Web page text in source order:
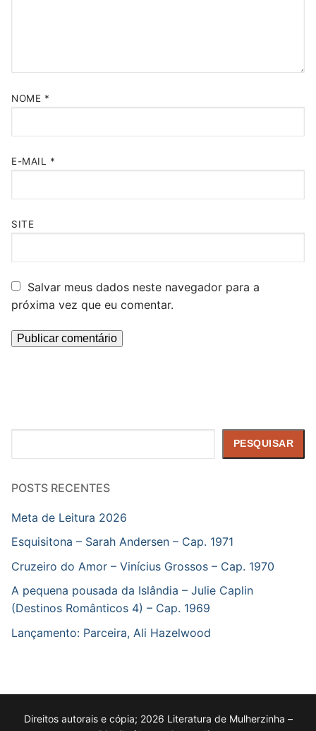
NOME *
E-MAIL *
SITE
Salvar meus dados neste navegador para a
próxima vez que eu comentar.
PESQUISAR
POSTS RECENTES
Meta de Leitura 2026
Esquisitona – Sarah Andersen – Cap. 1971
Cruzeiro do Amor – Vinícius Grossos – Cap. 1970
A pequena pousada da Islândia – Julie Caplin
(Destinos Românticos 4) – Cap. 1969
Lançamento: Parceira, Ali Hazelwood
Direitos autorais e cópia; 2026 Literatura de Mulherzinha –